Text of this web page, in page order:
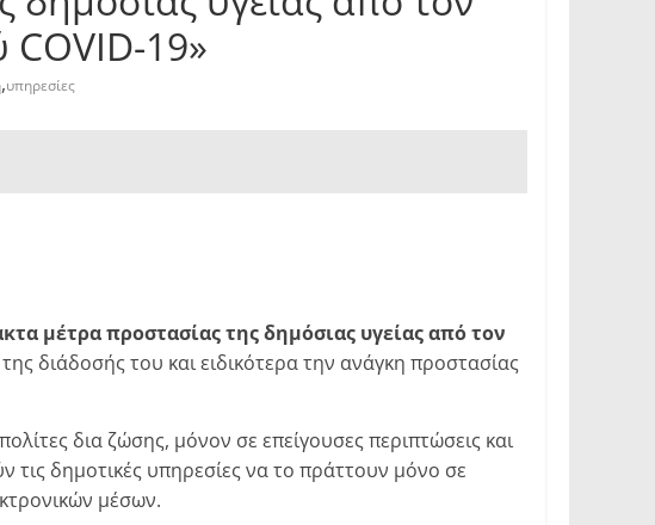
19»
,υπηρεσίες
μέτρα προστασίας της δημόσιας υγείας από τον
διάδοσής του και ειδικότερα την ανάγκη προστασίας
δια ζώσης, μόνον σε επείγουσες περιπτώσεις και
τις δημοτικές υπηρεσίες να το πράττουν μόνο σε
μέσων.